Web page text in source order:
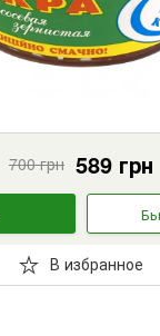
700грн 589 грн
В избранное